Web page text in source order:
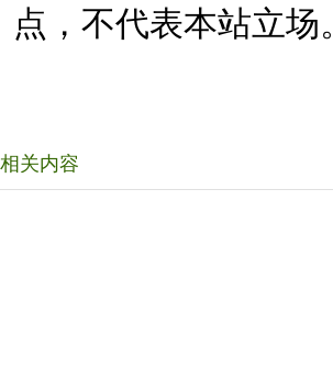
点，不代表本站立
相关内容